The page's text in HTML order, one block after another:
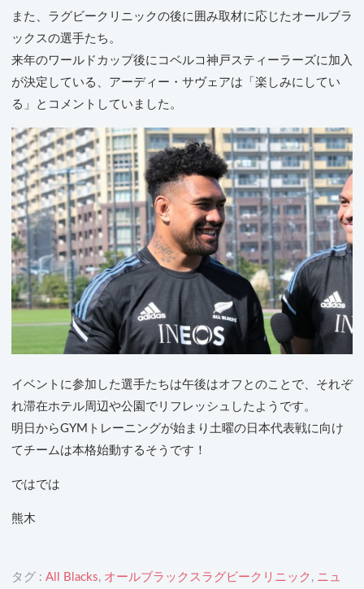
また、ラグビークリニックの後に囲み取材に応じたオールブラ
ックスの選手たち。
来年のワールドカップ後にコベルコ神戸スティーラーズに加入
が決定している、アーディー・サヴェアは「楽しみにしてい
る」とコメントしていました。
イベントに参加した選手たちは午後はオフとのことで、それぞ
れ滞在ホテル周辺や公園でリフレッシュしたようです。
明日からGYMトレーニングが始まり土曜の日本代表戦に向け
てチームは本格始動するそうです！
ではでは
熊木
タグ : All Blacks, オールブラックスラグビークリニック , ニュ